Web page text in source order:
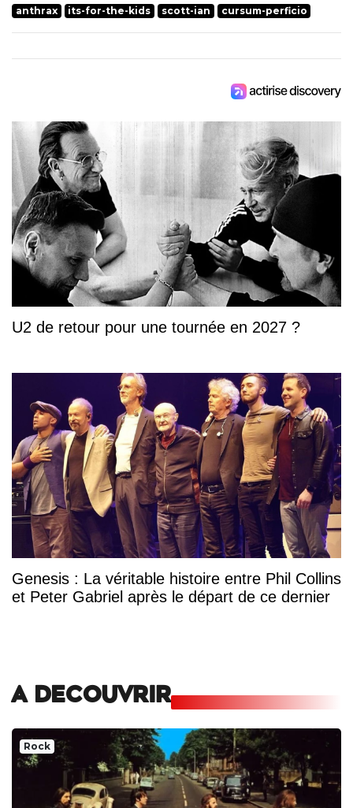
anthrax
its-for-the-kids scott-ian cursum-perficio
U2 de retour pour une tournée en 2027 ?
Genesis : La véritable histoire entre Phil Collins
et Peter Gabriel après le départ de ce dernier
A DECOUVRIR
Rock